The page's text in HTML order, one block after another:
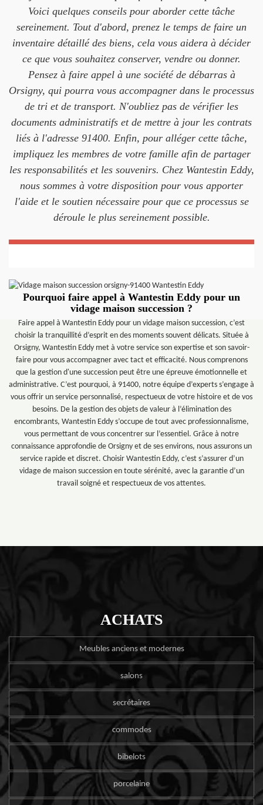
Voici quelques conseils pour aborder cette tâche
sereinement. Tout d'abord, prenez le temps de faire un
inventaire détaillé des biens, cela vous aidera à décider
ce que vous souhaitez conserver, vendre ou donner.
Pensez à faire appel à une société de débarras à
Orsigny, qui pourra vous accompagner dans le processus
de tri et de transport. N'oubliez pas de vérifier les
documents administratifs et de mettre à jour les contrats
liés à l'adresse 91400. Enfin, pour alléger cette tâche,
impliquez les membres de votre famille afin de partager
les responsabilités et les souvenirs. Chez Wantestin Eddy,
nous sommes à votre disposition pour vous apporter
l'aide et le soutien nécessaire pour que ce processus se
déroule le plus sereinement possible.
Pourquoi faire appel à Wantestin Eddy pour un
vidage maison succession ?
Faire appel à Wantestin Eddy pour un vidage maison succession, c’est
choisir la tranquillité d’esprit en des moments souvent délicats. Située à
Orsigny, Wantestin Eddy met à votre service son expertise et son savoir-
faire pour vous accompagner avec tact et efficacité. Nous comprenons
que la gestion d'une succession peut être une épreuve émotionnelle et
administrative. C’est pourquoi, à 91400, notre équipe d’experts s’engage à
vous offrir un service personnalisé, respectueux de votre histoire et de vos
besoins. De la gestion des objets de valeur à l’élimination des
encombrants, Wantestin Eddy s’occupe de tout avec professionnalisme,
vous permettant de vous concentrer sur l’essentiel. Grâce à notre
connaissance approfondie de Orsigny et de ses environs, nous assurons un
service rapide et discret. Choisir Wantestin Eddy, c’est s’assurer d’un
vidage de maison succession en toute sérénité, avec la garantie d’un
travail soigné et respectueux de vos attentes.
ACHATS
Meubles anciens et modernes
salons
secrétaires
commodes
bibelots
porcelaine